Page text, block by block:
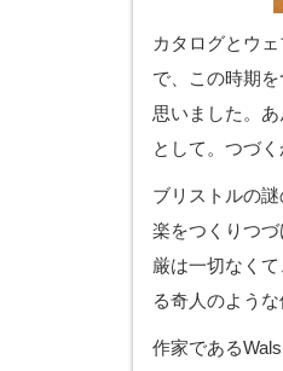
カタログとウ
で、この時期
思いました。
として。つづ
ブリストルの
楽をつくりつ
厳は一切なく
る奇人のような
作家である